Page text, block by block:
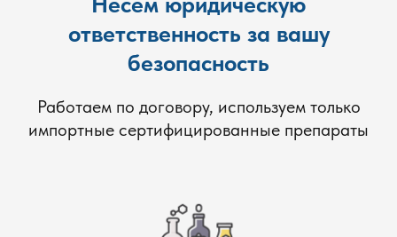
ответственность за вашу
безопасность
Работаем по договору, используем только
импортные сертифицированные препараты